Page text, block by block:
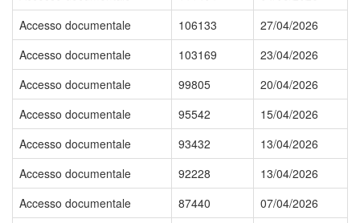
Accesso documentale
106133
27/04/2026
Accesso documentale
103169
23/04/2026
Accesso documentale
99805
20/04/2026
Accesso documentale
95542
15/04/2026
Accesso documentale
93432
13/04/2026
Accesso documentale
92228
13/04/2026
Accesso documentale
87440
07/04/2026